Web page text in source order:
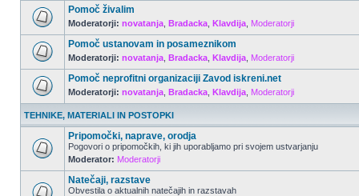
Pomoč živalim
Moderatorji: novatanja Bradacka Klavdija Moderatorji
Pomoč ustanovam in posameznikom
Moderatorji: novatanja Bradacka Klavdija Moderatorji
Pomoč neprofitni organizaciji Zavod iskreni.net
Moderatorji: novatanja Bradacka Klavdija Moderatorji
TEHNIKE, MATERIALI IN POSTOPKI
Pripomočki, naprave, orodja
Pogovori o pripomočkih, ki jih uporabljamo pri svojem ustvarjanju
Moderator: Moderatorji
Natečaji, razstave
Obvestila o aktualnih natečajih in razstavah